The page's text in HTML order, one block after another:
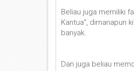
Beliau juga memiliki
Kantua", dimanapun
banyak.
Dan juga beliau